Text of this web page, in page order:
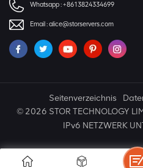
Whatsapp :+8613824334699
Email :alice@storservers.com
Seitenverzeichnis
© 2026 STOR TECHNOLOGY
IPv6 NETZWERK